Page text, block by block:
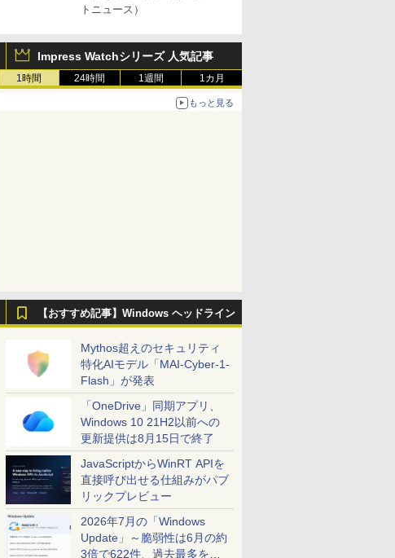
トニュース）
Impress Watchシリーズ 人気記事
1時間 24時間 1週間 1カ月
もっと見る
【おすすめ記事】Windows ヘッドライン
Mythos超えのセキュリティ
特化AIモデル「MAI-Cyber-1-
Flash」が発表
「OneDrive」同期アプリ、
Windows 10 21H2以前への
更新提供は8月15日で終了
JavaScriptからWinRT APIを
直接呼び出せる仕組みがパブ
リックプレビュー
2026年7月の「Windows
Update」～脆弱性は6月の約
3倍で622件、過去最多を大